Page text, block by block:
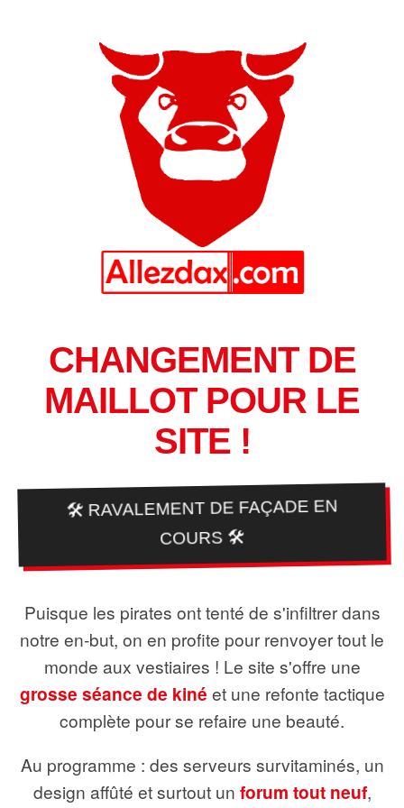
CHANGEMENT DE
MAILLOT POUR LE
SITE !
🛠️ RAVALEMENT DE FAÇADE EN
COURS 🛠️
Puisque les pirates ont tenté de s'infiltrer dans
notre en-but, on en profite pour renvoyer tout le
monde aux vestiaires ! Le site s'offre une
grosse séance de kiné et une refonte tactique
complète pour se refaire une beauté.
Au programme : des serveurs survitaminés, un
design affûté et surtout un forum tout neuf,